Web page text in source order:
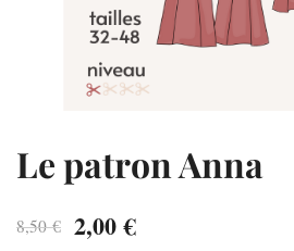
Le patron Anna
8,50€ Le
2,00€Le